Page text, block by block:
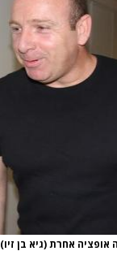
אחרת (גיא בן זיו)